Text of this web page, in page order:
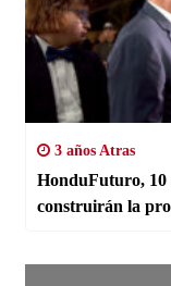
3 años Atras
HonduFuturo, 10
construirán la